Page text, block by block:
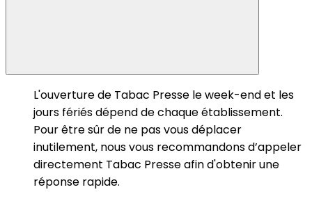
L'ouverture de Tabac Presse le week-end et les
jours fériés dépend de chaque établissement.
Pour être sûr de ne pas vous déplacer
inutilement, nous vous recommandons d’appeler
directement Tabac Presse afin d'obtenir une
réponse rapide.